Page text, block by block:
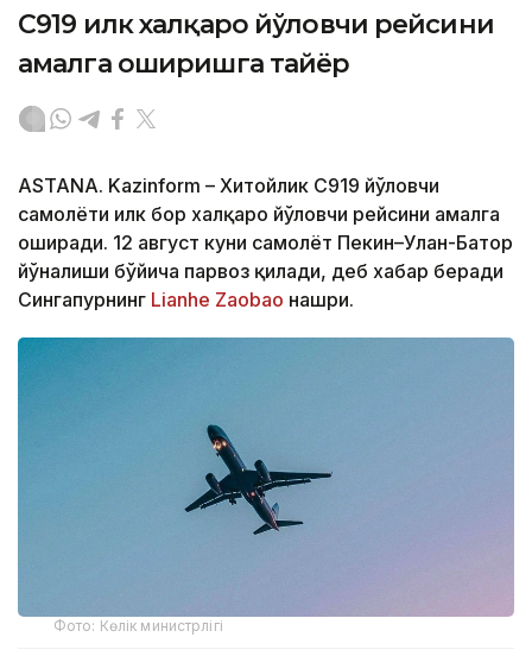
C919 илк халқаро йўловчи рейсини
амалга оширишга тайёр
ASTANA. Kazinform – Хитойлик C919 йўловчи
самолёти илк бор халқаро йўловчи рейсини амалга
оширади. 12 август куни самолёт Пекин–Улан-Батор
йўналиши бўйича парвоз қилади, деб хабар беради
Сингапурнинг Lianhe Zaobao нашри.
Фото: Көлік министрлігі